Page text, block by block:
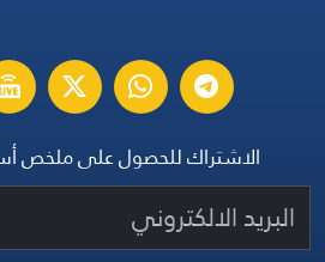
الاشتراك للحصول على ملخص